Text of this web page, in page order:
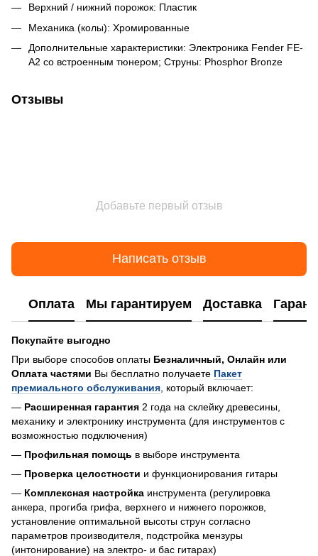
Верхний / нижний порожок: Пластик
Механика (колы): Хромированные
Дополнительные характеристики: Электроника Fender FE-
A2 со встроенным тюнером; Струны: Phosphor Bronze
Отзывы
Добавьте первый отзыв
Написать отзыв
Оплата Мы гарантируем Доставка
Покупайте выгодно
При выборе способов оплаты Безналичный, Онлайн или
Оплата частями Вы бесплатно получаете Пакет
премиального обслуживания , который включает:
— Расширенная гарантия 2 года на склейку древесины,
механику и электронику инструмента (для инструментов с
возможностью подключения)
— Профильная помощь в выборе инструмента
— Проверка целостности и функционирования гитары
— Комплексная настройка инструмента (регулировка
анкера, прогиба грифа, верхнего и нижнего порожков,
установление оптимальной высоты струн согласно
параметров производителя, подстройка мензуры
(интонирование) на электро- и бас гитарах)